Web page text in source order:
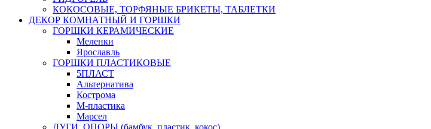
КОКОСОВЫЕ, ТОРФЯНЫЕ БРИКЕТЫ, ТАБЛЕТКИ
ДЕКОР КОМНАТНЫЙ И ГОРШКИ
ГОРШКИ КЕРАМИЧЕСКИЕ
Меленки
Ярославль
ГОРШКИ ПЛАСТИКОВЫЕ
5ПЛАСТ
Альтернатива
Кострома
М-пластика
Марсел
ДУГИ, ОПОРЫ (бамбук, пластик, кокос)